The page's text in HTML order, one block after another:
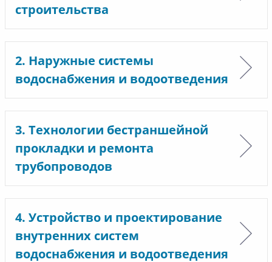
строительства
2. Наружные системы
водоснабжения и водоотведения
3. Технологии бестраншейной
прокладки и ремонта
трубопроводов
4. Устройство и проектирование
внутренних систем
водоснабжения и водоотведения